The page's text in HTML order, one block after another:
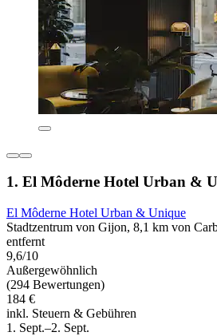
1. El Môderne Hotel Urban &
El Môderne Hotel Urban & Unique
Stadtzentrum von Gijon, 8,1 km von
entfernt
9,6/10
Außergewöhnlich
(294 Bewertungen)
184 €
inkl. Steuern & Gebühren
1. Sept.–2. Sept.